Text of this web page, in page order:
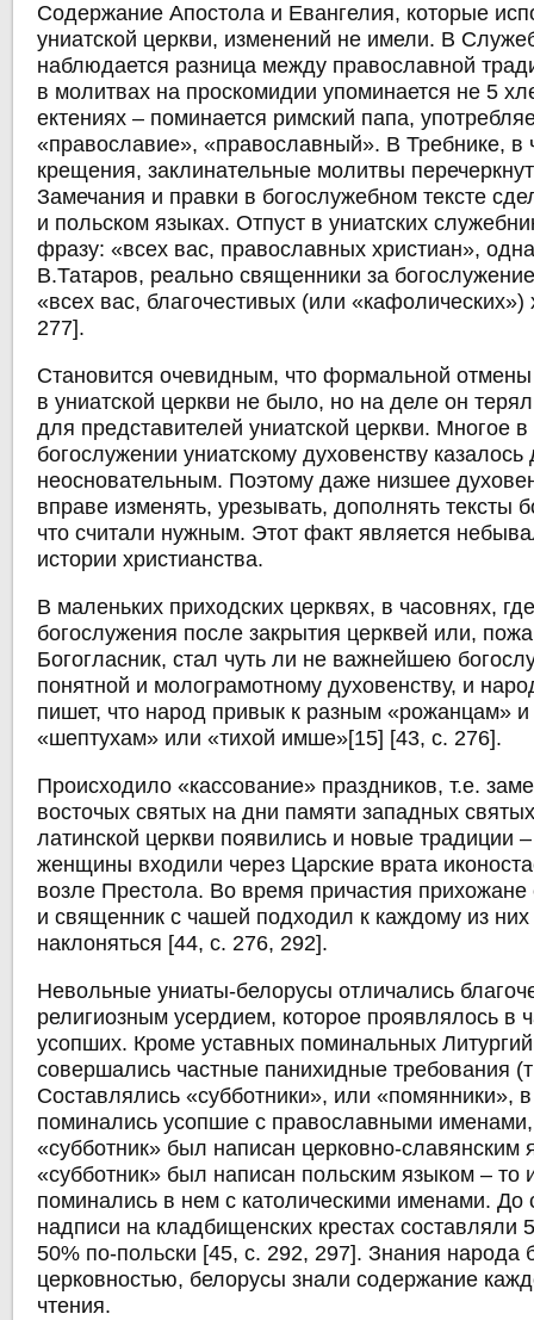
Содержание Апостола и Евангелия, которые
униатской церкви, изменений не имели. В
наблюдается разница между православной
в молитвах на проскомидии упоминается не 5
ектениях – поминается римский папа,
«православие», «православный». В Требнике, в
крещения, заклинательные молитвы
Замечания и правки в богослужебном тексте
и польском языках. Отпуст в униатских
фразу: «всех вас, православных христиан»,
В.Татаров, реально священники за
«всех вас, благочестивых (или «кафолических»)
277].
Становится очевидным, что формальной отмены
в униатской церкви не было, но на деле он
для представителей униатской церкви. Многое
богослужении униатскому духовенству казалось
неосновательным. Поэтому даже низшее
вправе изменять, урезывать, дополнять тексты
что считали нужным. Этот факт является
истории христианства.
В маленьких приходских церквях, в часовнях,
богослужения после закрытия церквей или,
Богогласник, стал чуть ли не важнейшею
понятной и молограмотному духовенству, и
пишет, что народ привык к разным «рожанцам» и
«шептухам» или «тихой имше»[15] [43, с. 276].
Происходило «кассование» праздников, т.е.
восточых святых на дни памяти западных
латинской церкви появились и новые традиции
женщины входили через Царские врата
возле Престола. Во время причастия прихожане
и священник с чашей подходил к каждому из
наклоняться [44, с. 276, 292].
Невольные униаты-белорусы отличались
религиозным усердием, которое проявлялось в
усопших. Кроме уставных поминальных
совершались частные панихидные требования
Составлялись «субботники», или «помянники»,
поминались усопшие с православными именами,
«субботник» был написан церковно-славянским
«субботник» был написан польским языком – то
поминались в нем с католическими именами. До
надписи на кладбищенских крестах составляли
50% по-польски [45, с. 292, 297]. Знания народа
церковностью, белорусы знали содержание
чтения.